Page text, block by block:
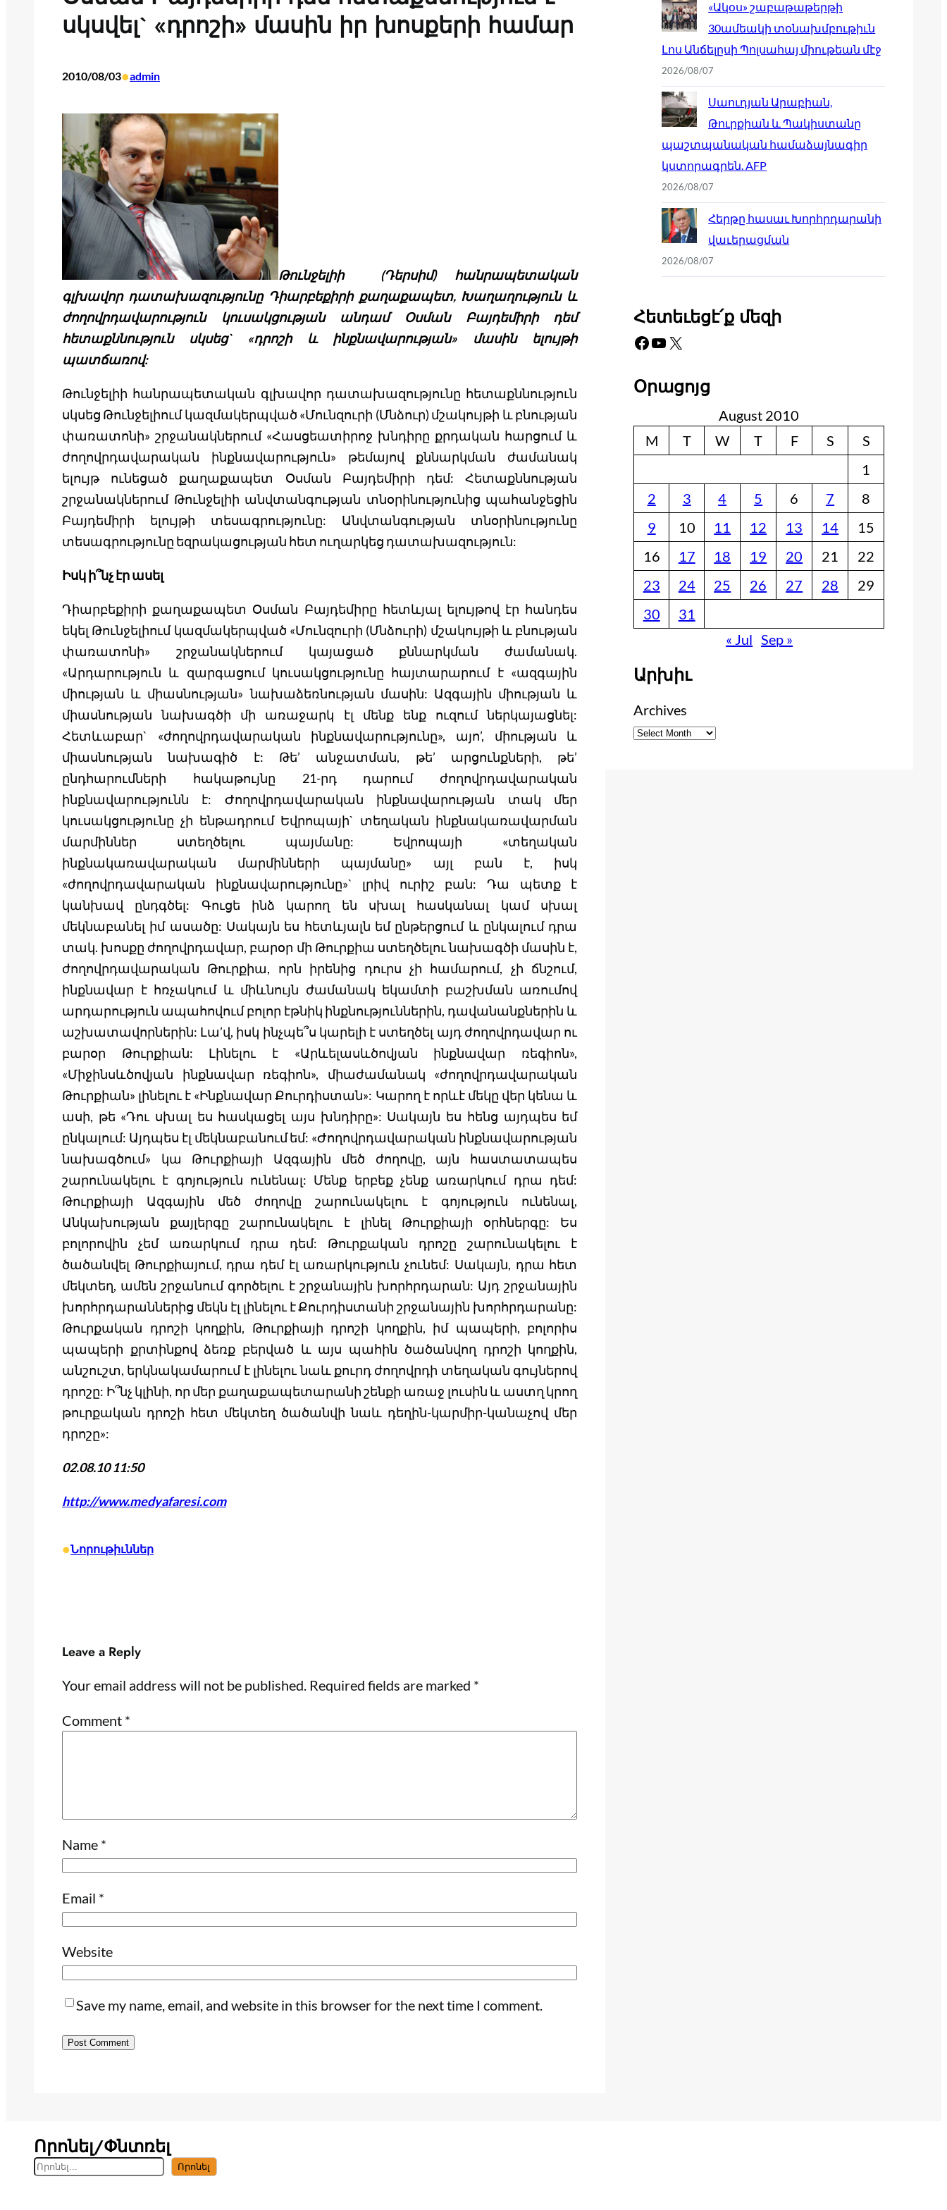
սկսվել` «դրոշի» մասին իր խոսքերի համար
2010/08/03•admin
Թունջելիի (Դերսիմ) հանրապետական
գլխավոր դատախազությունը Դիարբեքիրի քաղաքապետ, Խաղաղություն և
ժողովրդավարություն կուսակցության անդամ Օսման Բայդեմիրի դեմ
հետաքննություն սկսեց` «դրոշի և ինքնավարության» մասին ելույթի
պատճառով:
Թունջելիի հանրապետական գլխավոր դատախազությունը հետաքննություն
սկսեց Թունջելիում կազմակերպված «Մունզուրի (Մնձուր) մշակույթի և բնության
փառատոնի» շրջանակներում «Հասցեատիրոջ խնդիրը քրդական հարցում և
ժողովրդավարական ինքնավարություն» թեմայով քննարկման ժամանակ
ելույթ ունեցած քաղաքապետ Օսման Բայդեմիրի դեմ: Հետաքննության
շրջանակներում Թունջելիի անվտանգության տնօրինությունից պահանջեցին
Բայդեմիրի ելույթի տեսագրությունը: Անվտանգության տնօրինությունը
տեսագրությունը եզրակացության հետ ուղարկեց դատախազություն:
Իսկ ի՞նչ էր ասել
Դիարբեքիրի քաղաքապետ Օսման Բայդեմիրը հետևյալ ելույթով էր հանդես
եկել Թունջելիում կազմակերպված «Մունզուրի (Մնձուրի) մշակույթի և բնության
փառատոնի» շրջանակներում կայացած քննարկման ժամանակ.
«Արդարություն և զարգացում կուսակցությունը հայտարարում է «ազգային
միության և միասնության» նախաձեռնության մասին: Ազգային միության և
միասնության նախագծի մի առաջարկ էլ մենք ենք ուզում ներկայացնել:
Հետևաբար` «ժողովրդավարական ինքնավարությունը», այո’, միության և
միասնության նախագիծ է: Թե’ անջատման, թե’ արցունքների, թե’
ընդհարումների հակաթույնը 21-րդ դարում ժողովրդավարական
ինքնավարությունն է: Ժողովրդավարական ինքնավարության տակ մեր
կուսակցությունը չի ենթադրում Եվրոպայի` տեղական ինքնակառավարման
մարմիններ ստեղծելու պայմանը: Եվրոպայի «տեղական
ինքնակառավարական մարմինների պայմանը» այլ բան է, իսկ
«ժողովրդավարական ինքնավարությունը»` լրիվ ուրիշ բան: Դա պետք է
կանխավ ընդգծել: Գուցե ինձ կարող են սխալ հասկանալ կամ սխալ
մեկնաբանել իմ ասածը: Սակայն ես հետևյալն եմ ընթերցում և ընկալում դրա
տակ. խոսքը ժողովրդավար, բարօր մի Թուրքիա ստեղծելու նախագծի մասին է,
ժողովրդավարական Թուրքիա, որն իրենից դուրս չի համարում, չի ճնշում,
ինքնավար է հռչակում և միևնույն ժամանակ եկամտի բաշխման առումով
արդարություն ապահովում բոլոր էթնիկ ինքնություններին, դավանանքներին և
աշխատավորներին: Լա’վ, իսկ ինչպե՞ս կարելի է ստեղծել այդ ժողովրդավար ու
բարօր Թուրքիան: Լինելու է «Արևելասևծովյան ինքնավար ռեգիոն»,
«Միջինսևծովյան ինքնավար ռեգիոն», միաժամանակ «ժողովրդավարական
Թուրքիան» լինելու է «Ինքնավար Քուրդիստան»: Կարող է որևէ մեկը վեր կենա և
ասի, թե «Դու սխալ ես հասկացել այս խնդիրը»: Սակայն ես հենց այդպես եմ
ընկալում: Այդպես էլ մեկնաբանում եմ: «Ժողովրդավարական ինքնավարության
նախագծում» կա Թուրքիայի Ազգային մեծ ժողովը, այն հաստատապես
շարունակելու է գոյություն ունենալ: Մենք երբեք չենք առարկում դրա դեմ:
Թուրքիայի Ազգային մեծ ժողովը շարունակելու է գոյություն ունենալ,
Անկախության քայլերգը շարունակելու է լինել Թուրքիայի օրհներգը: Ես
բոլորովին չեմ առարկում դրա դեմ: Թուրքական դրոշը շարունակելու է
ծածանվել Թուրքիայում, դրա դեմ էլ առարկություն չունեմ: Սակայն, դրա հետ
մեկտեղ, ամեն շրջանում գործելու է շրջանային խորհրդարան: Այդ շրջանային
խորհրդարաններից մեկն էլ լինելու է Քուրդիստանի շրջանային խորհրդարանը:
Թուրքական դրոշի կողքին, Թուրքիայի դրոշի կողքին, իմ պապերի, բոլորիս
պապերի քրտինքով ձեռք բերված և այս պահին ծածանվող դրոշի կողքին,
անշուշտ, երկնակամարում է լինելու նաև քուրդ ժողովրդի տեղական գույներով
դրոշը: Ի՞նչ կլինի, որ մեր քաղաքապետարանի շենքի առաջ լուսին և աստղ կրող
թուրքական դրոշի հետ մեկտեղ ծածանվի նաև դեղին-կարմիր-կանաչով մեր
դրոշը»:
02.08.10 11:50
http://www.medyafaresi.com
•Նորութիւններ
Leave a Reply
Your email address will not be published. Required fields are marked *
Comment *
Name *
Email *
Website
Save my name, email, and website in this browser for the next time I comment.
«Ակօս» շաբաթաթերթի
30ամեակի տօնախմբութիւն
Լոս Անճելըսի Պոլսահայ միութեան մէջ
2026/08/07
Սաուդյան Արաբիան,
Թուրքիան և Պակիստանը
պաշտպանական համաձայնագիր
կստորագրեն. AFP
2026/08/07
Հերթը հասաւ Խորհրդարանի
վաւերացման
2026/08/07
Հետեւեցէ՛ք մեզի
Facebook YouTube X
Օրացոյց
August 2010
M
T W T F S
S
1
2
3 4 5 6 7
8
9
10 11 12 13 14
15
16
17 18 19 20 21
22
23
24 25 26 27 28
29
30
31
« Jul Sep »
Արխիւ
Archives
Որոնել/Փնտռել
S
Որոնել